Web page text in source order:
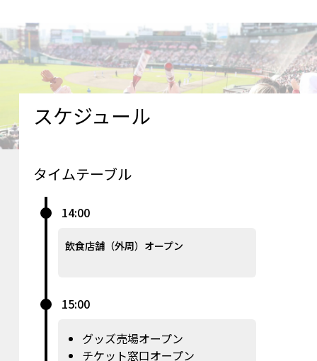
スケジュール
タイムテーブル
14:00
飲食店舗（外周）オープン
15:00
グッズ売場オープン
チケット窓口オープン